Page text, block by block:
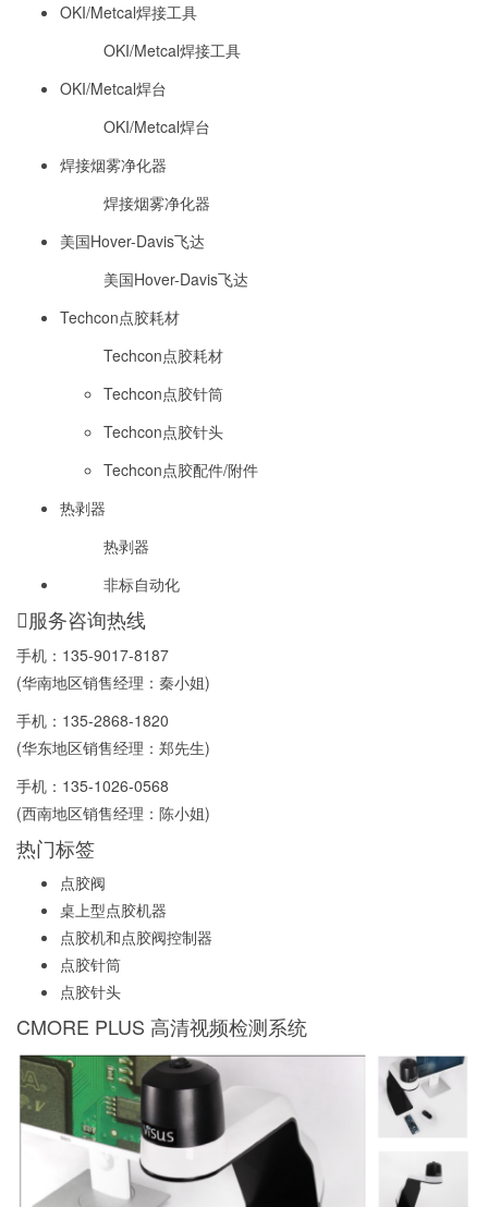
OKI/Metcal焊接工具
OKI/Metcal焊接工具
OKI/Metcal焊台
OKI/Metcal焊台
焊接烟雾净化器
焊接烟雾净化器
美国Hover-Davis飞达
美国Hover-Davis飞达
Techcon点胶耗材
Techcon点胶耗材
Techcon点胶针筒
Techcon点胶针头
Techcon点胶配件/附件
热剥器
热剥器
非标自动化
服务咨询热线
手机： 135-9017-8187
(华南地区销售经理：秦小姐)
手机： 135-2868-1820
(华东地区销售经理：郑先生)
手机： 135-1026-0568
(西南地区销售经理：陈小姐)
热门标签
点胶阀
桌上型点胶机器
点胶机和点胶阀控制器
点胶针筒
点胶针头
CMORE PLUS 高清视频检测系统